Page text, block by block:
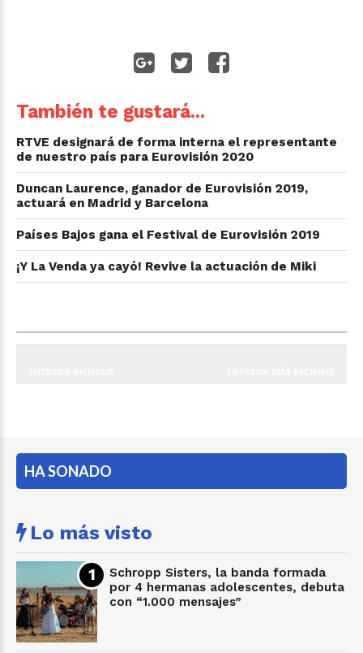
También te gustará...
RTVE designará de forma interna el representante
de nuestro país para Eurovisión 2020
Duncan Laurence, ganador de Eurovisión 2019,
actuará en Madrid y Barcelona
Países Bajos gana el Festival de Eurovisión 2019
¡Y La Venda ya cayó! Revive la actuación de Miki
HA SONADO
Lo más visto
Schropp Sisters, la banda formada
por 4 hermanas adolescentes, debuta
con “1.000 mensajes”